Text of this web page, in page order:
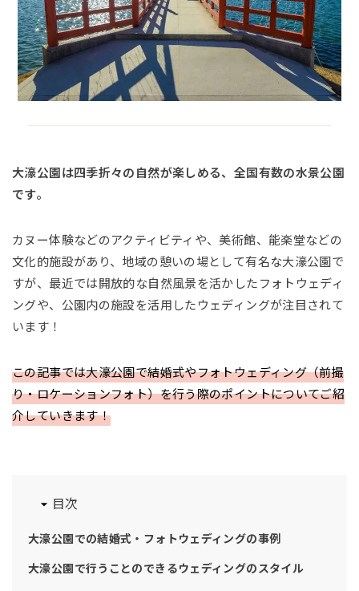
大濠公園は四季折々の自然が楽しめる、全国有数の水景公園
です。
カヌー体験などのアクティビティや、美術館、能楽堂などの
文化的施設があり、地域の憩いの場として有名な大濠公園で
すが、最近では開放的な自然風景を活かしたフォトウェディ
ングや、公園内の施設を活用したウェディングが注目されて
います！
この記事では大濠公園で結婚式やフォトウェディング（前撮
り・ロケーションフォト）を行う際のポイントについてご紹
介していきます！
目次
大濠公園での結婚式・フォトウェディングの事例
大濠公園で行うことのできるウェディングのスタイル